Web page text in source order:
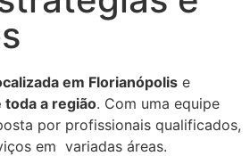
em Florianópolis e
a região. Com uma equipe
por profissionais qualificados,
em variadas áreas.